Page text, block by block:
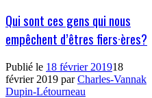
Qui sont ces gens qui nous
empêchent d’êtres fiers·ères?
Publié le 18 février 201918
février 2019 parCharles-Vannak
Dupin-Létourneau